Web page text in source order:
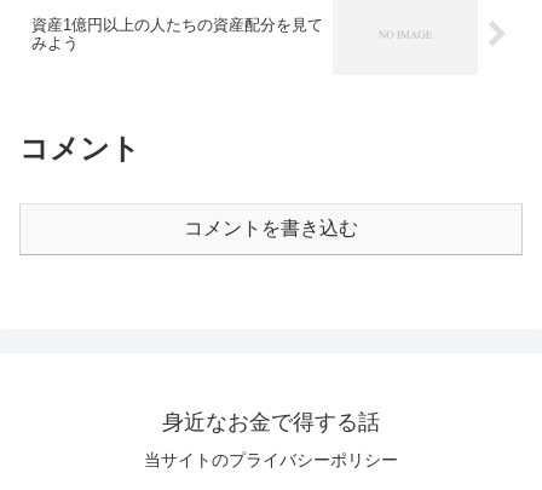
資産1億円以上の人たちの資産配分を見て
みよう
コメント
コメントを書き込む
身近なお金で得する話
当サイトのプライバシーポリシー